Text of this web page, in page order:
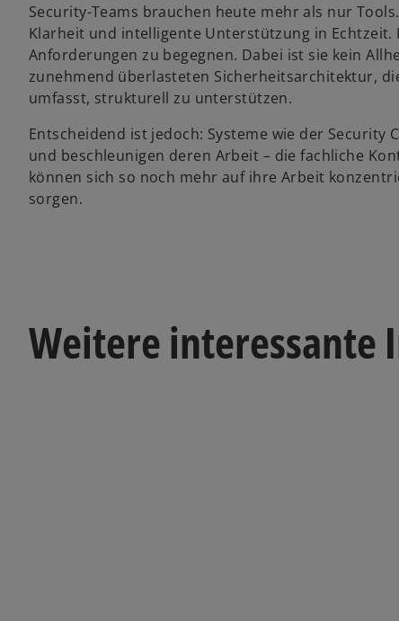
Security-Teams brauchen heute mehr als nur
Klarheit und intelligente Unterstützung in Echtzeit.
Anforderungen zu begegnen. Dabei ist sie kein
zunehmend überlasteten Sicherheitsarchitektur,
umfasst, strukturell zu unterstützen.
Entscheidend ist jedoch: Systeme wie der
und beschleunigen deren Arbeit – die fachliche
können sich so noch mehr auf ihre Arbeit
sorgen.
Weitere interessante